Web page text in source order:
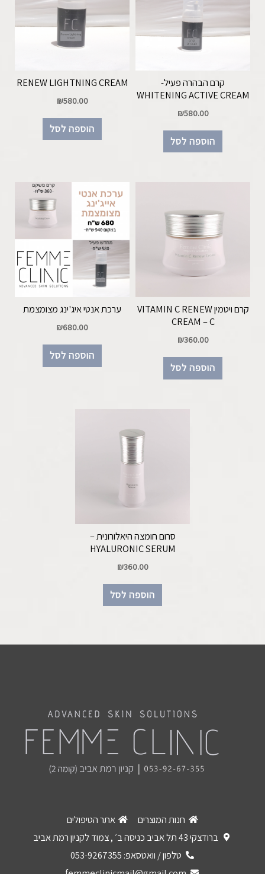
קרם הבהרה פעיל-
WHITENING ACTIVE CREAM
₪580.00
הוספה לסל
RENEW LIGHTNING CREAM
₪580.00
הוספה לסל
קרם ויטמין VITAMIN C RENEW
CREAM – C
₪360.00
הוספה לסל
ערכת אנטי איג'ינג מצומצמת
₪680.00
הוספה לסל
סרום חומצה היאלורונית –
HYALURONIC SERUM
₪360.00
הוספה לסל
חנות המוצרים
אתר הטיפולים
ברודצקי 43 תל אביב כניסה ב׳ , צמוד לקניון רמת אביב
טלפון / וואטסאפ: 053-9267355